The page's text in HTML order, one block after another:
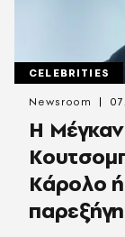
CELEBRITIES
Η
Κάρολο ή
Newsroom